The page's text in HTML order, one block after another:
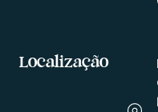
Localização